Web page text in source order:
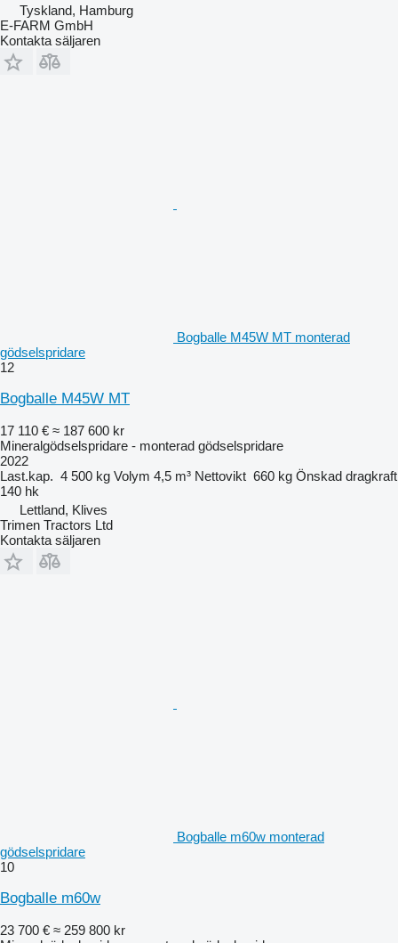
Tyskland, Hamburg
E-FARM GmbH
Kontakta säljaren
Bogballe M45W MT monterad
gödselspridare
12
Bogballe M45W MT
17 110 € ≈ 187 600 kr
Mineralgödselspridare - monterad gödselspridare
2022
Last.kap. 4 500 kg Volym 4,5 m³ Nettovikt 660 kg Önskad dragkraft
140 hk
Lettland, Klives
Trimen Tractors Ltd
Kontakta säljaren
Bogballe m60w monterad
gödselspridare
10
Bogballe m60w
23 700 € ≈ 259 800 kr